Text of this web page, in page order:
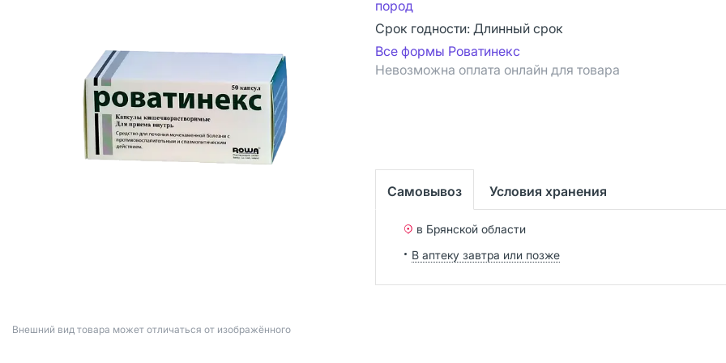
Bнешний вид товара может отличаться от изображённого
пород
Срок годности: Длинный срок
Все формы Роватинекс
Невозможна оплата онлайн для товара
Самовывоз Условия хранения
в Брянской области
В аптеку завтра или позже